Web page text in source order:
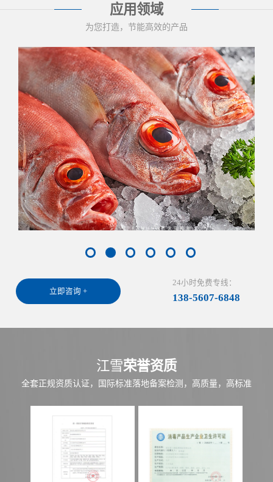
应用领域
为您打造，节能高效的产品
立即咨询 +
24小时免费专线：
138-5607-6848
江雪荣誉资质
全套正规资质认证，国际标准落地备案检测，高质量，高标准